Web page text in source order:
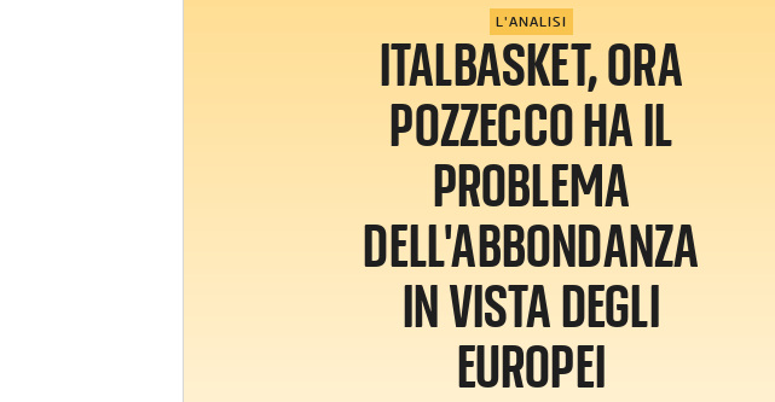
L'ANALISI
ITALBASKET, ORA
POZZECCO HA IL
PROBLEMA
DELL'ABBONDANZA
IN VISTA DEGLI
EUROPEI